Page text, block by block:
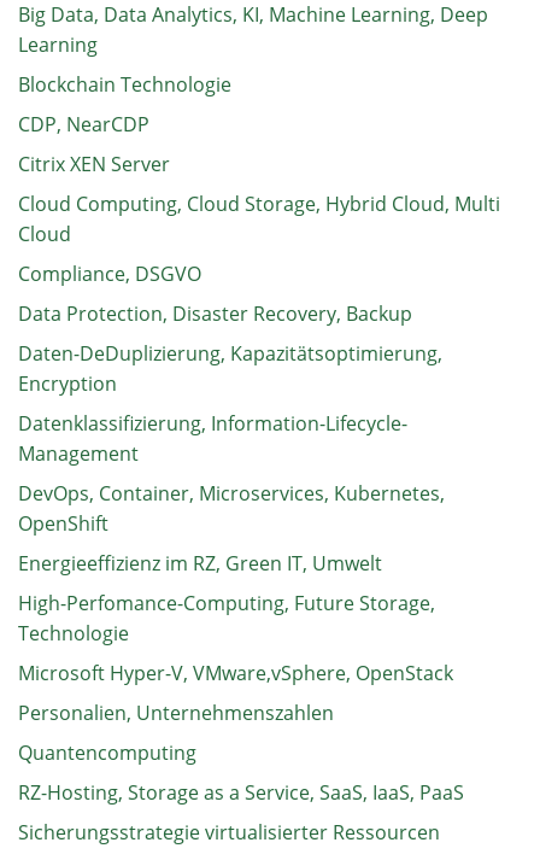
Big Data, Data Analytics, KI, Machine Learning, Deep
Learning
Blockchain Technologie
CDP, NearCDP
Citrix XEN Server
Cloud Computing, Cloud Storage, Hybrid Cloud, Multi
Cloud
Compliance, DSGVO
Data Protection, Disaster Recovery, Backup
Daten-DeDuplizierung, Kapazitätsoptimierung,
Encryption
Datenklassifizierung, Information-Lifecycle-
Management
DevOps, Container, Microservices, Kubernetes,
OpenShift
Energieeffizienz im RZ, Green IT, Umwelt
High-Perfomance-Computing, Future Storage,
Technologie
Microsoft Hyper-V, VMware,vSphere, OpenStack
Personalien, Unternehmenszahlen
Quantencomputing
RZ-Hosting, Storage as a Service, SaaS, IaaS, PaaS
Sicherungsstrategie virtualisierter Ressourcen